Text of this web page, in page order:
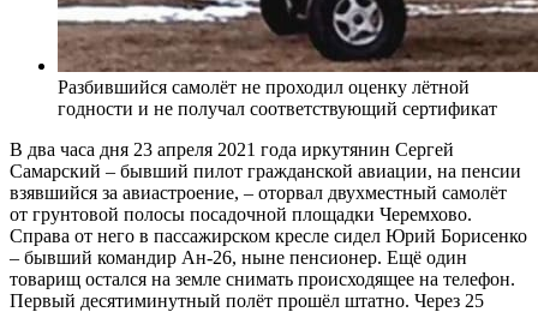
Разбившийся самолёт не проходил оценку лётной
годности и не получал соответствующий сертификат
В два часа дня 23 апреля 2021 года иркутянин Сергей
Самарский – бывший пилот гражданской авиации, на пенсии
взявшийся за авиастроение, – оторвал двухместный самолёт
от грунтовой полосы посадочной площадки Черемхово.
Справа от него в пассажирском кресле сидел Юрий Борисенко
– бывший командир Ан-26, ныне пенсионер. Ещё один
товарищ остался на земле снимать происходящее на телефон.
Первый десятиминутный полёт прошёл штатно. Через 25